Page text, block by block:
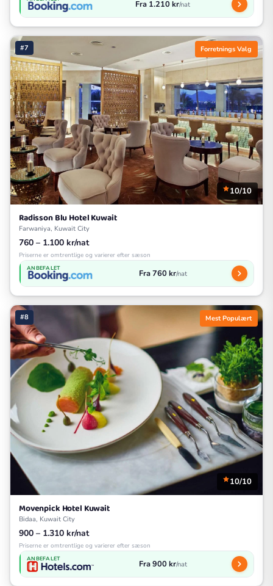
Fra 1.210 kr/nat
#7 Forretnings Valg
10/10
Radisson Blu Hotel Kuwait
Farwaniya, Kuwait City
760 – 1.100 kr/nat
Priserne er omtrentlige og varierer efter sæson
ANBEFALET Fra 760 kr/nat
#8 Mest Populært
10/10
Movenpick Hotel Kuwait
Bidaa, Kuwait City
900 – 1.310 kr/nat
Priserne er omtrentlige og varierer efter sæson
ANBEFALET Fra 900 kr/nat